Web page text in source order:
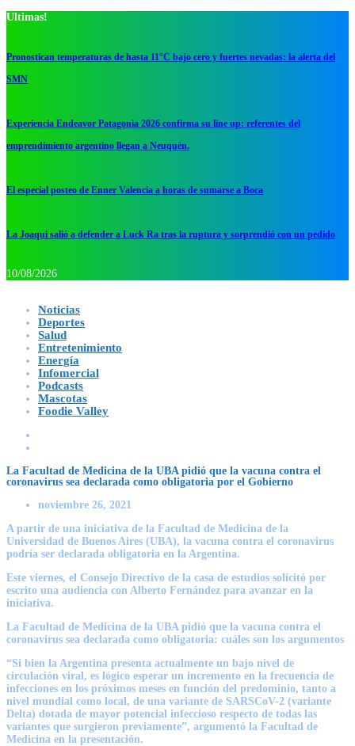
Ultimas!
Pronostican temperaturas de hasta 11°C bajo cero y fuertes nevadas: la alerta del
SMN
Experiencia Endeavor Patagonia 2026 confirma su line up: referentes del
emprendimiento argentino llegan a Neuquén.
El especial posteo de Enner Valencia a horas de sumarse a Boca
La Joaqui salió a defender a Luck Ra tras la ruptura y sorprendió con un pedido
10/08/2026
Noticias
Deportes
Salud
Entretenimiento
Energía
Infomercial
Podcasts
Mascotas
Foodie Valley
La Facultad de Medicina de la UBA pidió que la vacuna contra el
coronavirus sea declarada como obligatoria por el Gobierno
noviembre 26, 2021
A partir de una iniciativa de la Facultad de Medicina de la
Universidad de Buenos Aires (UBA), la vacuna contra el coronavirus
podría ser declarada obligatoria en la Argentina.
Este viernes, el Consejo Directivo de la casa de estudios solicitó por
escrito una audiencia con Alberto Fernández para avanzar en la
iniciativa.
La Facultad de Medicina de la UBA pidió que la vacuna contra el
coronavirus sea declarada como obligatoria: cuáles son los argumentos
“Si bien la Argentina presenta actualmente un bajo nivel de
circulación viral, es lógico esperar un incremento en la frecuencia de
infecciones en los próximos meses en función del predominio, tanto a
nivel mundial como local, de una variante de SARSCoV-2 (variante
Delta) dotada de mayor potencial infeccioso respecto de todas las
variantes que surgieron previamente”, argumentó la Facultad de
Medicina en la presentación.